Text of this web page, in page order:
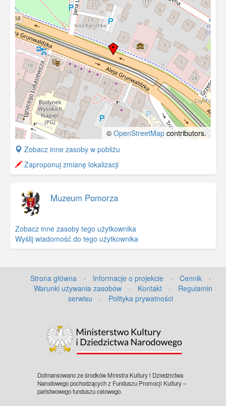
© OpenStreetMap contributors.
+
−
Zobacz inne zasoby w pobliżu
Zaproponuj zmianę lokalizacji
Muzeum Pomorza
Zobacz inne zasoby tego użytkownika
Wyślij wiadomość do tego użytkownika
Strona główna · Informacje o projekcie · Cennik
·
Warunki używania zasobów
· Kontakt ·
Regulamin
serwisu
· Polityka prywatności
Dofinansowano ze środków Ministra Kultury i Dziedzictwa
Narodowego pochodzących z Funduszu Promocji Kultury –
państwowego funduszu celowego.